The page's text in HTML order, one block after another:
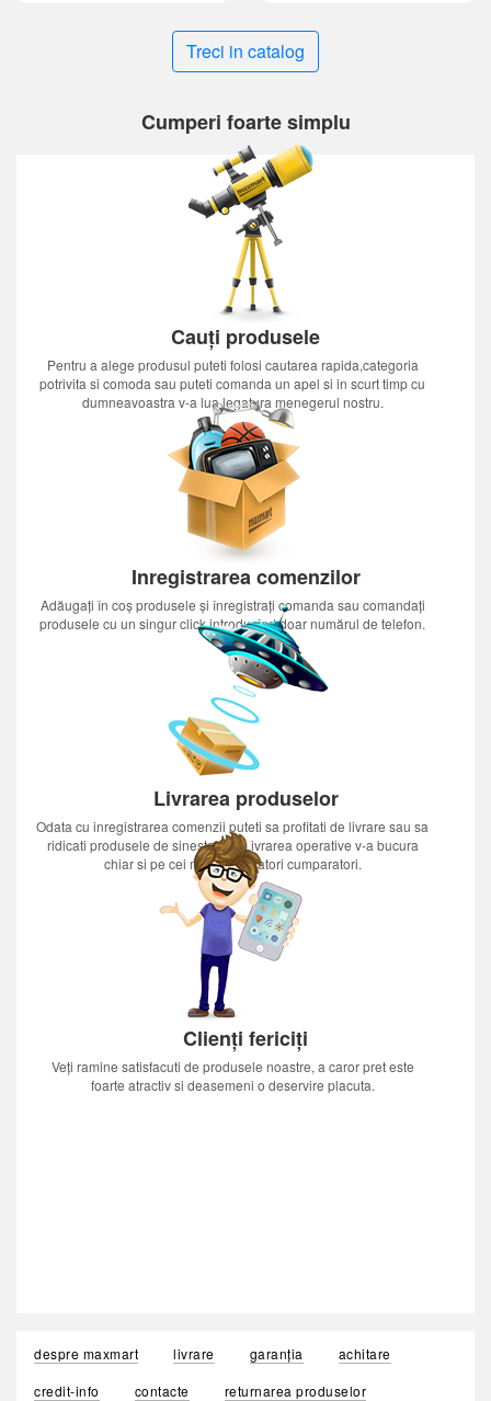
Treci in catalog
Cumperi foarte simplu
Cauți produsele
Pentru a alege produsul puteti folosi cautarea rapida,categoria
potrivita si comoda sau puteti comanda un apel si in scurt timp cu
dumneavoastra v-a lua legatura menegerul nostru.
Inregistrarea comenzilor
Adăugați în coș produsele și înregistrați comanda sau comandați
produsele cu un singur click introducînd doar numărul de telefon.
Livrarea produselor
Odata cu inregistrarea comenzii puteti sa profitati de livrare sau sa
ridicati produsele de sinestatator.Livrarea operative v-a bucura
chiar si pe cei mai nerabdatori cumparatori.
Clienți fericiți
Veți ramine satisfacuti de produsele noastre, a caror pret este
foarte atractiv si deasemeni o deservire placuta.
despre maxmart livrare garanția
achitare
credit-info
contacte
returnarea produselor